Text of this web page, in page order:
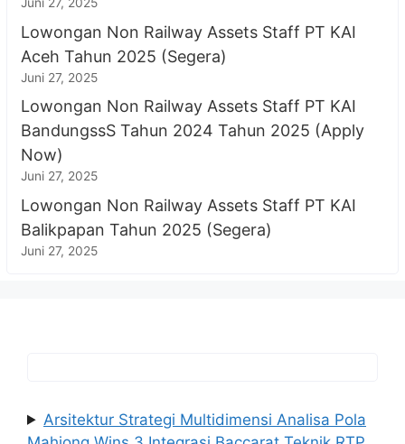
Juni 27, 2025
Lowongan Non Railway Assets Staff PT KAI
Aceh Tahun 2025 (Segera)
Juni 27, 2025
Lowongan Non Railway Assets Staff PT KAI
BandungssS Tahun 2024 Tahun 2025 (Apply
Now)
Juni 27, 2025
Lowongan Non Railway Assets Staff PT KAI
Balikpapan Tahun 2025 (Segera)
Juni 27, 2025
Arsitektur Strategi Multidimensi Analisa Pola